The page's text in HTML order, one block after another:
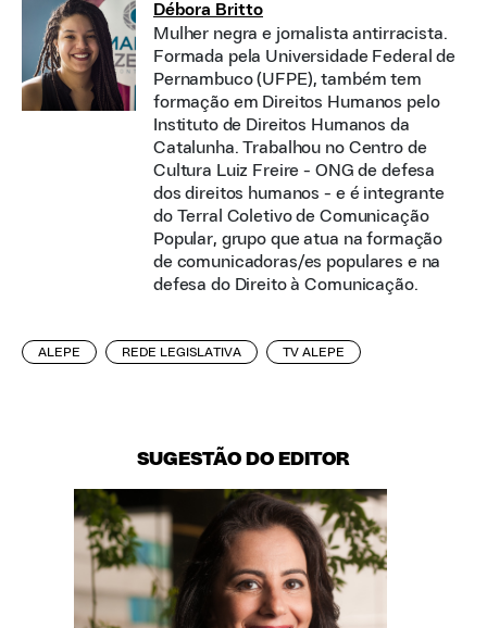
Débora Britto
Mulher negra e jornalista antirracista.
Formada pela Universidade Federal de
Pernambuco (UFPE), também tem
formação em Direitos Humanos pelo
Instituto de Direitos Humanos da
Catalunha. Trabalhou no Centro de
Cultura Luiz Freire - ONG de defesa
dos direitos humanos - e é integrante
do Terral Coletivo de Comunicação
Popular, grupo que atua na formação
de comunicadoras/es populares e na
defesa do Direito à Comunicação.
ALEPE REDE LEGISLATIVA TV ALEPE
SUGESTÃO DO EDITOR